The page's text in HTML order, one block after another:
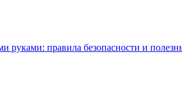
руками: правила безопасности и